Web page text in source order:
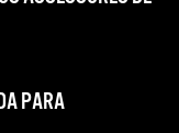
PARA